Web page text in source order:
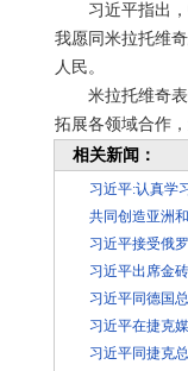
习近平指出
我愿同米拉托维
人民。
米拉托维奇
拓展各领域合作
相关新闻：
习近平:认真学
共同创造亚洲
习近平接受俄
习近平出席金
习近平同德国
习近平在捷克
习近平同捷克